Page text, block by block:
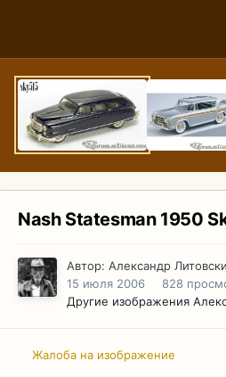
Nash Statesman 1950
Автор: Александр
15 июля 2006
828
Другие изображения
Жалоба на изображение